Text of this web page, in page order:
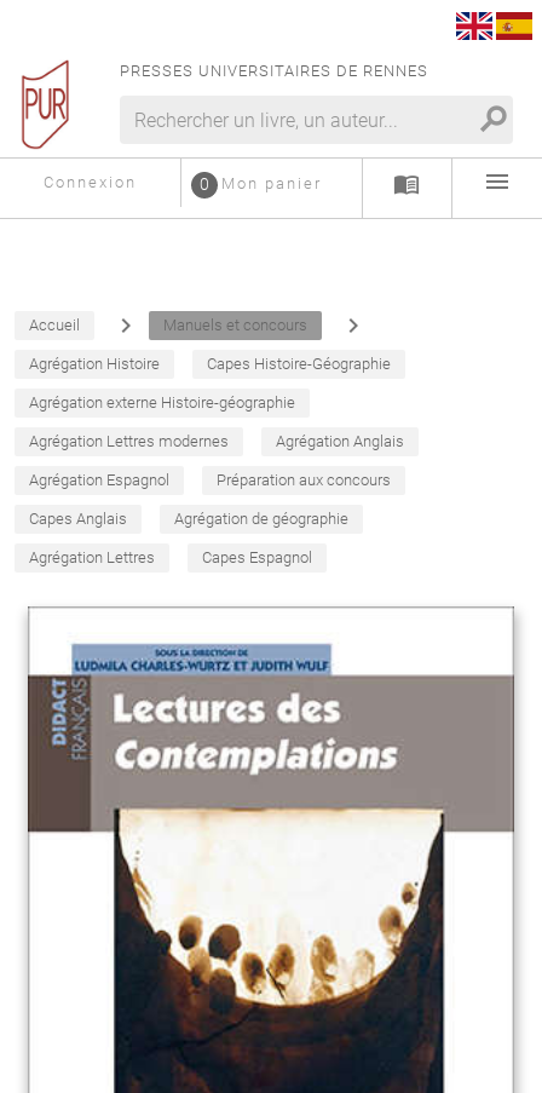
PRESSES UNIVERSITAIRES DE RENNES
search
Connexion Mon panier
0 menu_book menu
Accueil navigate_next Manuels et concours navigate_next
Agrégation Histoire Capes Histoire-Géographie
Agrégation externe Histoire-géographie
Agrégation Lettres modernes Agrégation Anglais
Agrégation Espagnol Préparation aux concours
Capes Anglais Agrégation de géographie
Agrégation Lettres Capes Espagnol